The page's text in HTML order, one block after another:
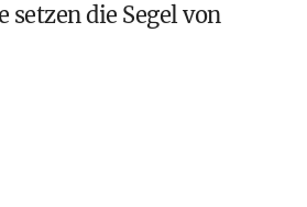
die Segel von